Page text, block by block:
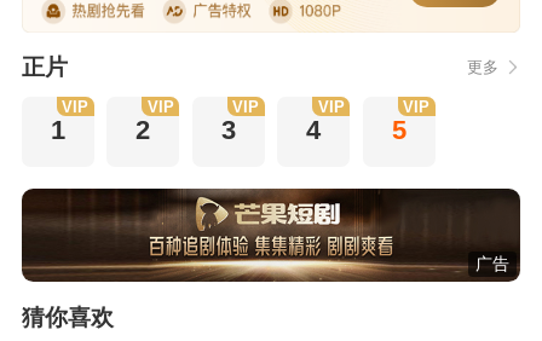
正片 更多
1
VIP
2
VIP
3
VIP
4
VIP
5
VIP
广告
猜你喜欢